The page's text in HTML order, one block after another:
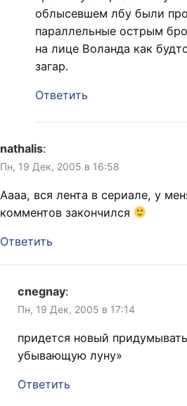
облысевшем лбу были
параллельные острым
на лице Воланда как
загар.
Ответить
nathalis:
Пн, 19 Дек, 2005 в 16:58
Аааа, вся лента в сериале, у
комментов закончился
Ответить
cnegnay:
Пн, 19 Дек, 2005 в 17:14
придется новый
убывающую луну»
Ответить